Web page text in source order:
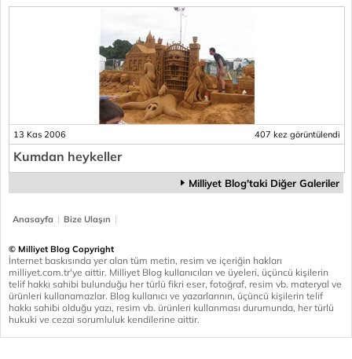
13 Kas 2006 407 kez görüntülendi
Kumdan heykeller
Milliyet Blog'taki Diğer Galeriler
Anasayfa | Bize Ulaşın |
© Milliyet Blog Copyright
İnternet baskısında yer alan tüm metin, resim ve içeriğin hakları
milliyet.com.tr'ye aittir. Milliyet Blog kullanıcıları ve üyeleri, üçüncü kişilerin
telif hakkı sahibi bulunduğu her türlü fikri eser, fotoğraf, resim vb. materyal ve
ürünleri kullanamazlar. Blog kullanıcı ve yazarlarının, üçüncü kişilerin telif
hakkı sahibi olduğu yazı, resim vb. ürünleri kullanması durumunda, her türlü
hukuki ve cezai sorumluluk kendilerine aittir.